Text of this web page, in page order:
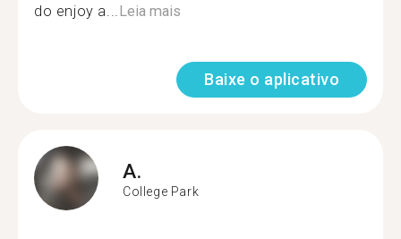
do enjoy a... Leia mais
Baixe o aplicativo
A.
College Park